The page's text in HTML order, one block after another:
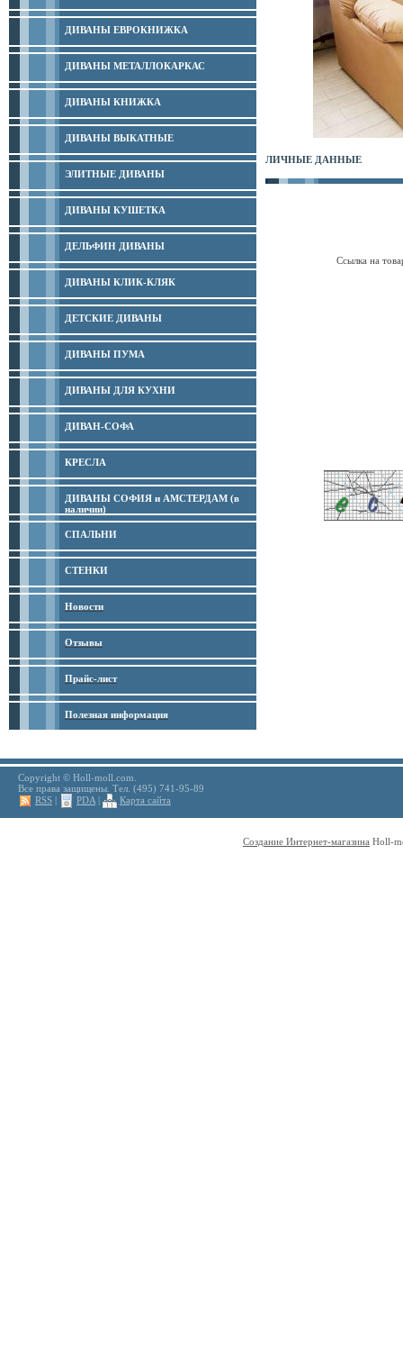
ДИВАНЫ ЕВРОКНИЖКА
ДИВАНЫ МЕТАЛЛОКАРКАС
ДИВАНЫ КНИЖКА
ДИВАНЫ ВЫКАТНЫЕ
ЭЛИТНЫЕ ДИВАНЫ
ДИВАНЫ КУШЕТКА
ДЕЛЬФИН ДИВАНЫ
ДИВАНЫ КЛИК-КЛЯК
ДЕТСКИЕ ДИВАНЫ
ДИВАНЫ ПУМА
ДИВАНЫ ДЛЯ КУХНИ
ДИВАН-СОФА
КРЕСЛА
ДИВАНЫ СОФИЯ и АМСТЕРДАМ (в
наличии)
СПАЛЬНИ
СТЕНКИ
Новости
Отзывы
Прайс-лист
Полезная информация
ЛИЧНЫЕ ДАННЫЕ
Ссылка на
Copyright © Holl-moll.com.
Все права защищены. Тел. (495) 741-95-89
RSS | PDA | Карта сайта
Создание Интернет-магазина Holl-